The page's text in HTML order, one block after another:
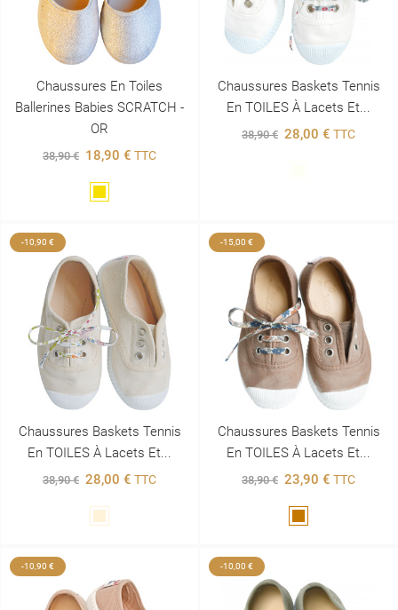
Chaussures En Toiles
Ballerines Babies SCRATCH -
OR
38,90 € 18,90 € TTC
Chaussures Baskets Tennis
En TOILES À Lacets Et...
38,90 € 28,00 € TTC
-10,90 €
Chaussures Baskets Tennis
En TOILES À Lacets Et...
38,90 € 28,00 € TTC
-15,00 €
Chaussures Baskets Tennis
En TOILES À Lacets Et...
38,90 € 23,90 € TTC
-10,90 € -10,00 €